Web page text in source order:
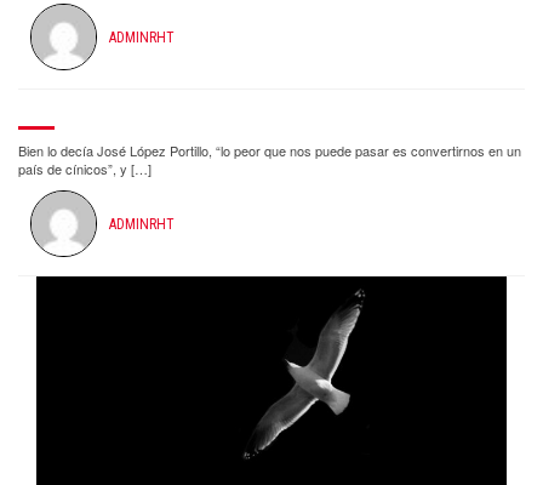
ADMINRHT
Bien lo decía José López Portillo, “lo peor que nos puede pasar es convertirnos en un
país de cínicos”, y […]
ADMINRHT